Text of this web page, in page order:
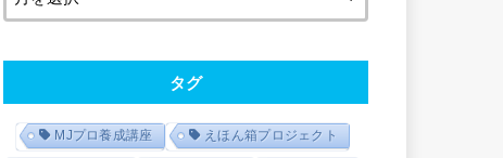
タグ
MJプロ養成講座 えほん箱プロジェクト